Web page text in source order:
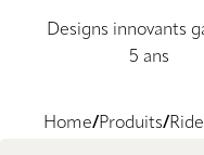
Designs innovants
5 ans
Home Produits